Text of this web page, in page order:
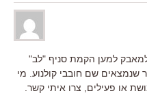
למען הקמת סניף "לב"
שנמצאים שם חובבי קולנוע. מי
או פעילים, צרו איתי קשר.